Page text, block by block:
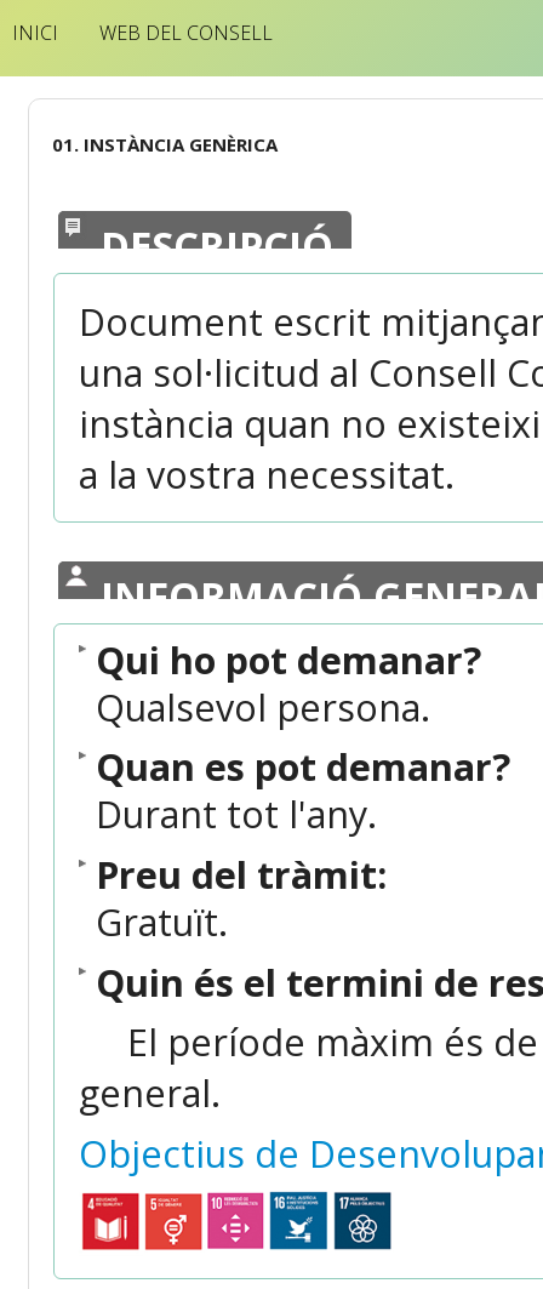
INICI WEB DEL CONSELL
01. INSTÀNCIA GENÈRICA
DESCRIPCIÓ
Document escrit
una sol·licitud al Consell
instància quan no
a la vostra necessitat.
INFORMACIÓ
Qui ho pot demanar?
Qualsevol persona.
Quan es pot demanar?
Durant tot l'any.
Preu del tràmit:
Gratuït.
Quin és el termini de
El període màxim és
general.
Objectius de